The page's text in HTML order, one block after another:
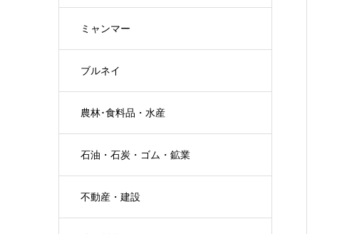
ミャンマー
ブルネイ
農林･食料品・水産
石油・石炭・ゴム・鉱業
不動産・建設